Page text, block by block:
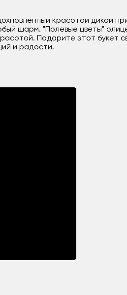
красотой дикой
шарм. "Полевые цветы"
Подарите этот букет
и радости.